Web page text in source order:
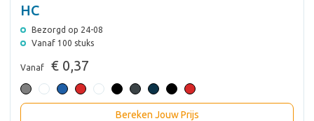
HC
Bezorgd op 24-08
Vanaf 100 stuks
Vanaf € 0,37
Bereken Jouw Prijs